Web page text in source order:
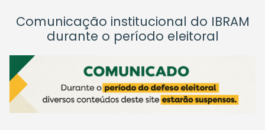
Comunicação institucional do IBRAM
durante o período eleitoral